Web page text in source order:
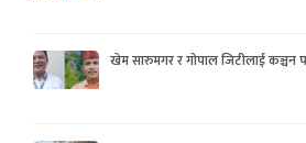
खेम सारुमगर र गोपाल जिटीलाई कञ्चन